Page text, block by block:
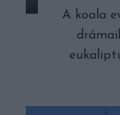
A koala